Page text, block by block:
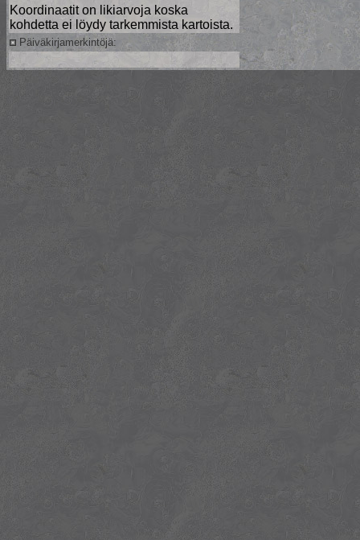
Koordinaatit on likiarvoja koska
kohdetta ei löydy tarkemmista kartoista.
Päiväkirjamerkintöjä: